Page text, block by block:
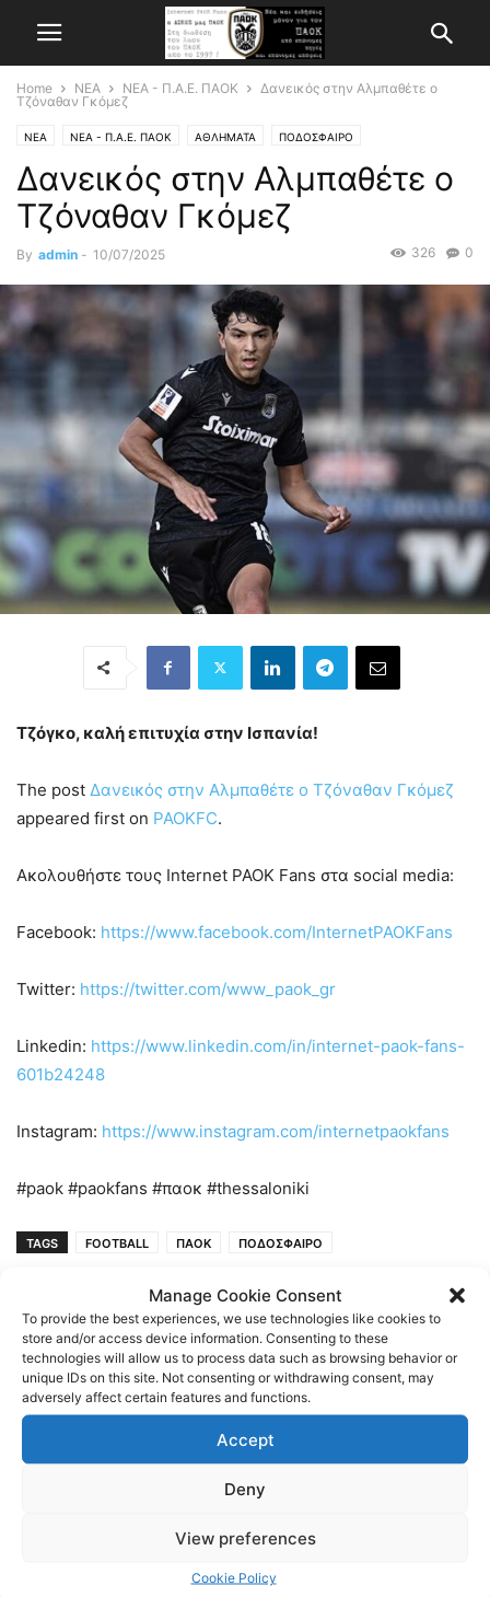
Manage Cookie Consent
To provide the best experiences, we use technologies like cookies to
store and/or access device information. Consenting to these
technologies will allow us to process data such as browsing behavior or
unique IDs on this site. Not consenting or withdrawing consent, may
adversely affect certain features and functions.
Accept
Deny
View preferences
Cookie Policy
Home ΝΕΑ ΝΕΑ - Π.Α.Ε. ΠΑΟΚ
Δανεικός στην Αλμπαθέτε ο
Τζόναθαν Γκόμεζ
ΝΕΑ ΝΕΑ - Π.Α.Ε. ΠΑΟΚ ΑΘΛΗΜΑΤΑ ΠΟΔΟΣΦΑΙΡΟ
Δανεικός στην Αλμπαθέτε ο
Τζόναθαν Γκόμεζ
By admin - 10/07/2025 0
326
Τζόγκο, καλή επιτυχία στην Ισπανία!
The post Δανεικός στην Αλμπαθέτε ο Τζόναθαν Γκόμεζ
appeared first on PAOKFC.
Ακολουθήστε τους Internet PAOK Fans στα social media:
Facebook: https://www.facebook.com/InternetPAOKFans
Twitter: https://twitter.com/www_paok_gr
Linkedin: https://www.linkedin.com/in/internet-paok-fans-
601b24248
Instagram: https://www.instagram.com/internetpaokfans
#paok #paokfans #παοκ #thessaloniki
TAGS FOOTBALL ΠΑΟΚ ΠΟΔΟΣΦΑΙΡΟ